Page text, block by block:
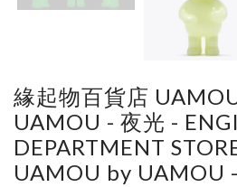
緣起物百貨店
UAMOU - 夜光 -
DEPARTMENT
UAMOU by UAMOU